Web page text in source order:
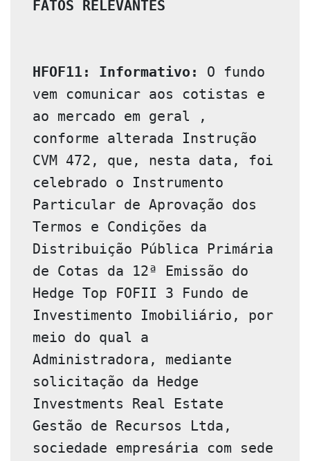
FATOS RELEVANTES
HFOF11: Informativo:
O fundo
vem comunicar aos cotistas e
ao mercado em geral ,
conforme alterada Instrução
CVM 472, que, nesta data, foi
celebrado o Instrumento
Particular de Aprovação dos
Termos e Condições da
Distribuição Pública Primária
de Cotas da 12ª Emissão do
Hedge Top FOFII 3 Fundo de
Investimento Imobiliário, por
meio do qual a
Administradora, mediante
solicitação da Hedge
Investments Real Estate
Gestão de Recursos Ltda,
sociedade empresária com sede